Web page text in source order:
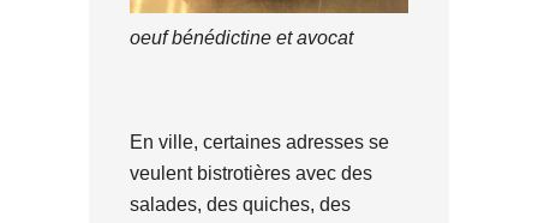
oeuf bénédictine et avocat
En ville, certaines adresses se
veulent bistrotières avec des
salades, des quiches, des